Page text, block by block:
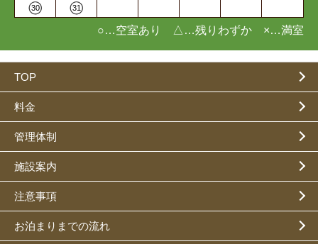
30 31
○…空室あり △…残りわずか ×…満室
TOP
料金
管理体制
施設案内
注意事項
お泊まりまでの流れ